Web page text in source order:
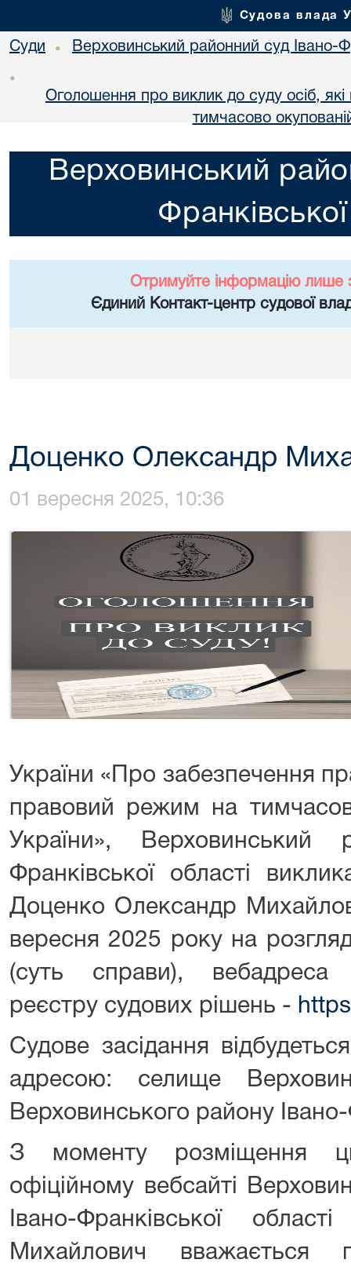
Судова влада
Суди • Верховинський районний суд Івано-
•
Оголошення про виклик до суду осіб,
тимчасово
Верховинський
Отримуйте інформацію лише
Єдиний Контакт-центр судової
Доценко Олександр
01 вересня 2025, 10:36
України «Про забезпечення
правовий режим на
України», Верховинський
Франківської області
Доценко Олександр
вересня 2025 року на
(суть справи), вебадреса
реєстру судових рішень -
Судове засідання
адресою: селище
Верховинського району Івано-
З моменту розміщення
офіційному вебсайті
Івано-Франківської
Михайлович вважається